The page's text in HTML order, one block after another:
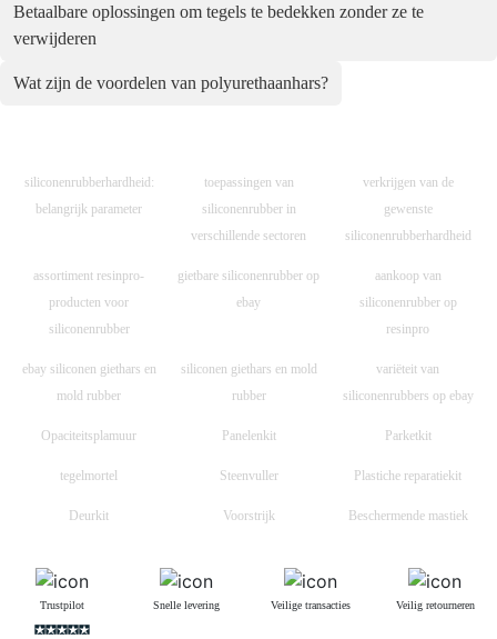
Betaalbare oplossingen om tegels te bedekken zonder ze te
verwijderen
Wat zijn de voordelen van polyurethaanhars?
siliconenrubberhardheid:
belangrijk parameter
toepassingen van
siliconenrubber in
verschillende sectoren
verkrijgen van de
gewenste
siliconenrubberhardheid
assortiment resinpro-
producten voor
siliconenrubber
gietbare siliconenrubber op
ebay
aankoop van
siliconenrubber op
resinpro
ebay siliconen giethars en
mold rubber
siliconen giethars en mold
rubber
variëteit van
siliconenrubbers op ebay
Opaciteitsplamuur Panelenkit Parketkit
tegelmortel Steenvuller Plastiche reparatiekit
Deurkit Voorstrijk Beschermende mastiek
Trustpilot Snelle levering Veilige transacties Veilig retourneren